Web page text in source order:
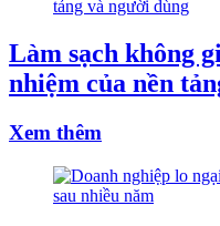
Làm sạch không
nhiệm của nền
Xem thêm